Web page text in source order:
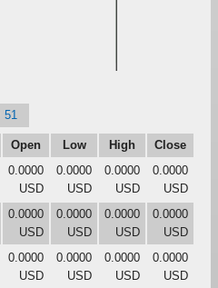
51
Open Low High
Close
0.0000
USD
0.0000
USD
0.0000
USD
0.0000
USD
0.0000
USD
0.0000
USD
0.0000
USD
0.0000
USD
0.0000
USD
0.0000
USD
0.0000
USD
0.0000
USD